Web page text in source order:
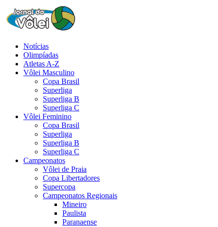
Notícias
Olimpíadas
Atletas A-Z
Vôlei Masculino
Copa Brasil
Superliga
Superliga B
Superliga C
Vôlei Feminino
Copa Brasil
Superliga
Superliga B
Superliga C
Campeonatos
Vôlei de Praia
Copa Libertadores
Supercopa
Campeonatos Regionais
Mineiro
Paulista
Paranaense